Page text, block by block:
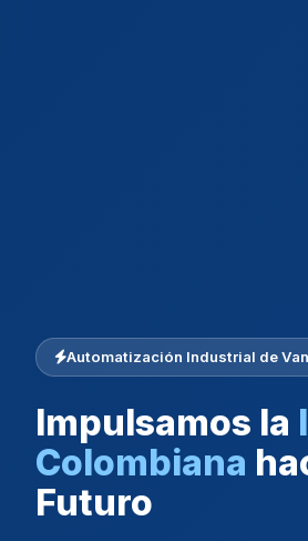
Automatización Industrial de
Impulsamos la
Colombiana
Futuro